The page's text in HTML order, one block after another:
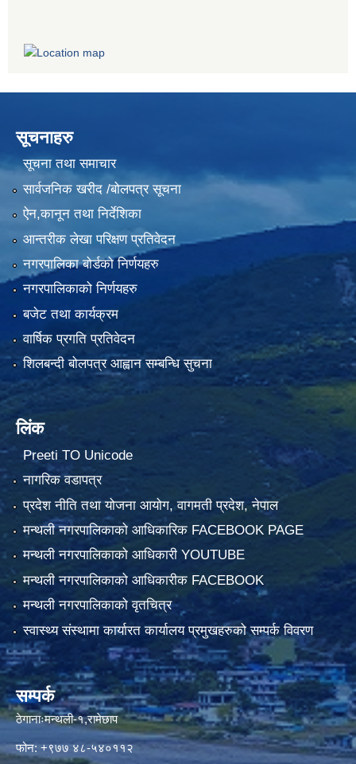
सूचनाहरु
सूचना तथा समाचार
सार्वजनिक खरीद /बोलपत्र सूचना
ऐन,कानून तथा निर्देशिका
आन्तरीक लेखा परिक्षण प्रतिवेदन
नगरपालिका बोर्डको निर्णयहरु
नगरपालिकाको निर्णयहरु
बजेट तथा कार्यक्रम
वार्षिक प्रगति प्रतिवेदन
शिलबन्दी बोलपत्र आह्वान सम्बन्धि सुचना
लिंक
Preeti TO Unicode
नागरिक वडापत्र
प्रदेश नीति तथा योजना आयोग, वागमती प्रदेश, नेपाल
मन्थली नगरपालिकाको आधिकारिक FACEBOOK PAGE
मन्थली नगरपालिकाको आधिकारी YOUTUBE
मन्थली नगरपालिकाको आधिकारीक FACEBOOK
मन्थली नगरपालिकाको वृतचित्र
स्वास्थ्य संस्थामा कार्यारत कार्यालय प्रमुखहरुको सम्पर्क विवरण
सम्पर्क
ठेगानाःमन्थली-१,रामेछाप
फोन: +९७७ ४८-५४०११२